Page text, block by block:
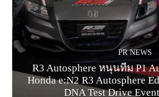
PR NEWS
R3 Autosphere หนุนทีม P1
Honda e:N2 R3 Autosphere
DNA Test Drive